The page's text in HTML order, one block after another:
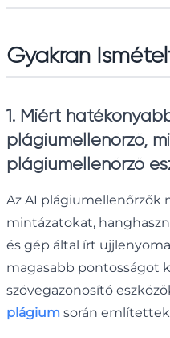
Gyakran
1. Miért
plágiumellenőrző,
plágiumellenőrző
Az AI plágiumellenőrzők
mintázatokat,
és gép által írt
magasabb pontosságot
szövegazonosító
plágium során